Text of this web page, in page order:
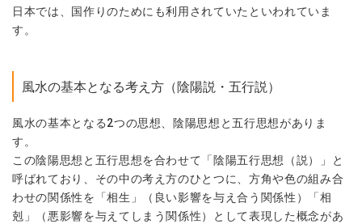
日本では、国作りのためにも利用されていたといわれていま
す。
風水の基本となる考え方（陰陽説・五行説）
風水の基本となる2つの思想、陰陽思想と五行思想がありま
す。
この陰陽思想と五行思想を合わせて「陰陽五行思想（説）」と
呼ばれており、その中の考え方のひとつに、方角や色の組み合
わせの関係性を「相生」（良い影響を与え合う関係性）「相
剋」（悪影響を与えてしまう関係性）として表現した概念があ